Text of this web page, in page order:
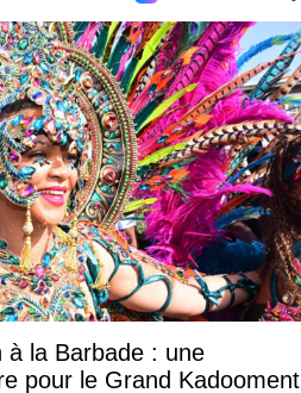
à la Barbade : une
pour le Grand Kadooment